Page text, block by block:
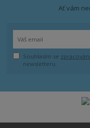
Ať vám
Souhlasím se
newsletteru.